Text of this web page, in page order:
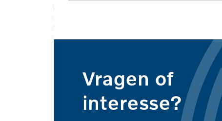
Vragen of
interesse?